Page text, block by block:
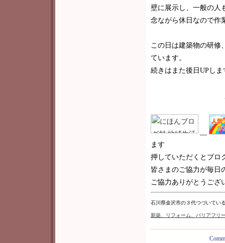
壁に展示し、一般の人
念ながら休日なので作
この日は建築物の研修
ています。
続きはまた後日UPしま
ます
押していただくとブロ
皆さまのご協力が毎日
ご協力ありがとうござ
石川県金沢市の３代つづいてい
新築 、リフォーム、バリアフリ